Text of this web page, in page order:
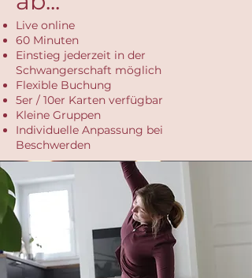
Live online
60 Minuten
Einstieg jederzeit in der
Schwangerschaft möglich
Flexible Buchung
5er / 10er Karten verfügbar
Kleine Gruppen
Individuelle Anpassung bei
Beschwerden